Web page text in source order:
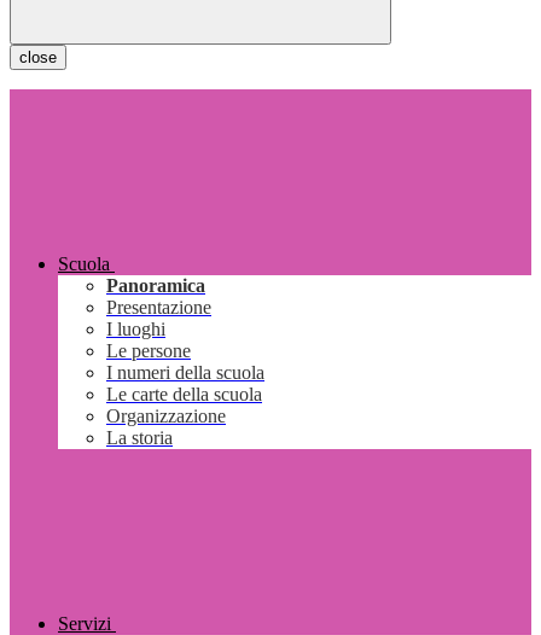
close
Scuola
Panoramica
Presentazione
I luoghi
Le persone
I numeri della scuola
Le carte della scuola
Organizzazione
La storia
Servizi